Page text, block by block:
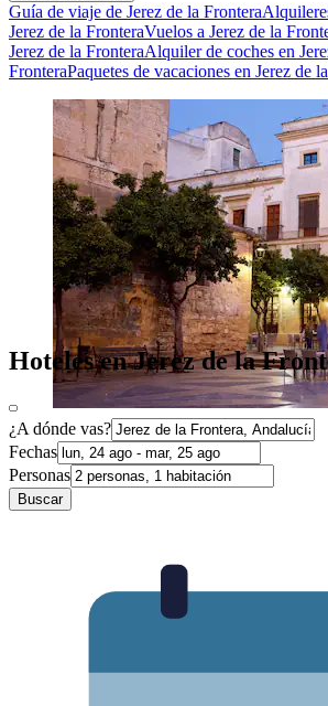
Guía de viaje de Jerez de la Frontera
Jerez de la FronteraVuelos a Jerez de la
Jerez de la FronteraAlquiler de coches en
FronteraPaquetes de vacaciones en Jerez de
Hoteles en Jerez de la
¿A dónde vas?
Fechas
Personas
Buscar